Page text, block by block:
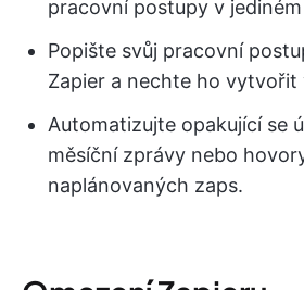
pracovní postupy v jediném
Popište svůj pracovní
Zapier a nechte ho vytvořit
Automatizujte opakující se
měsíční zprávy nebo
naplánovaných zaps.